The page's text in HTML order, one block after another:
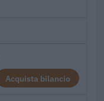
Acquista bilancio